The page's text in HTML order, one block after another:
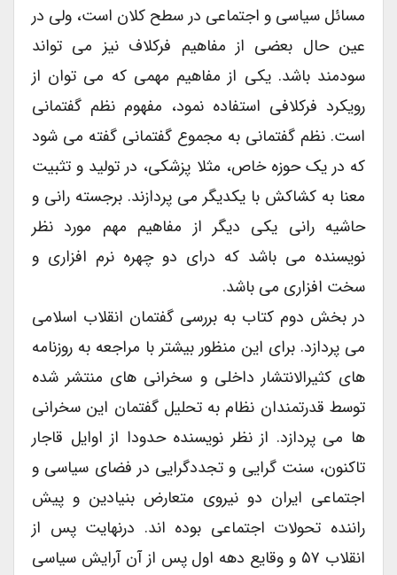
مسائل سیاسی و اجتماعی در سطح کلان است، ولی در
عین حال بعضی از مفاهیم فرکلاف نیز می تواند
سودمند باشد. یکی از مفاهیم مهمی که می توان از
رویکرد فرکلافی استفاده نمود، مفهوم نظم گفتمانی
است. نظم گفتمانی به مجموع گفتمانی گفته می شود
که در یک حوزه خاص، مثلا پزشکی، در تولید و تثبیت
معنا به کشاکش با یکدیگر می پردازند. برجسته رانی و
حاشیه رانی یکی دیگر از مفاهیم مهم مورد نظر
نویسنده می باشد که درای دو چهره نرم افزاری و
سخت افزاری می باشد.
در بخش دوم کتاب به بررسی گفتمان انقلاب اسلامی
می پردازد. برای این منظور بیشتر با مراجعه به روزنامه
های کثیرالانتشار داخلی و سخرانی های منتشر شده
توسط قدرتمندان نظام به تحلیل گفتمان این سخرانی
ها می پردازد. از نظر نویسنده حدودا از اوایل قاجار
تاکنون، سنت گرایی و تجددگرایی در فضای سیاسی و
اجتماعی ایران دو نیروی متعارض بنیادین و پیش
راننده تحولات اجتماعی بوده اند. درنهایت پس از
انقلاب ۵۷ و وقایع دهه اول پس از آن آرایش سیاسی